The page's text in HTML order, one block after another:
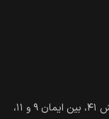
خراسان رضوی، مشهد، میدان حافظ، خیابان کوشش ۴۱، بین ایمان ۹ و ۱۱،